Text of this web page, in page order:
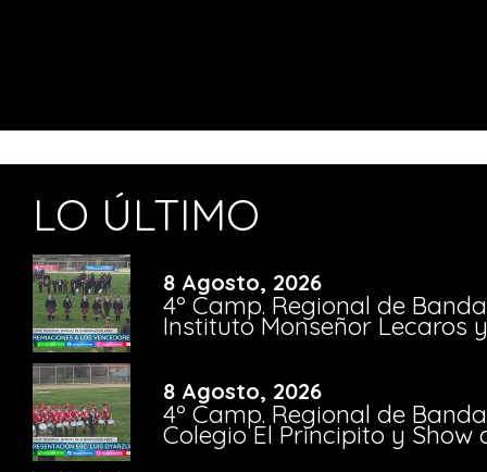
LO ÚLTIMO
8 Agosto, 2026
4º Camp. Regional de
Instituto Monseñor Lecaros
8 Agosto, 2026
4º Camp. Regional de
Colegio El Principito y Show